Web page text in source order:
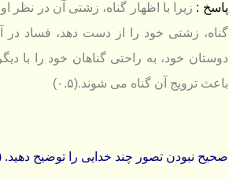
پاسخ :
گناه، زشتی خود را از دست دهد، فساد
دوستان خود، به راحتی گناهان خود را با
باعث ترویج آن گناه می شوند.(۰.۵)
صحیح نبودن تصور چند خدايی را توضیح دهید. (۱